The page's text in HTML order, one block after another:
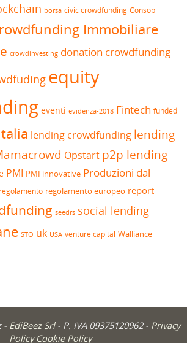
borsa civic crowdfunding Consob
Immobiliare
crowdinvesting donation crowdfunding
equity
eventi evidenza-2018 Fintech funded
lending crowdfunding lending
Opstart p2p lending
PMI PMI innovative Produzioni dal
regolamento regolamento europeo report
seedrs social lending
STO uk USA venture capital Walliance
- EdiBeez Srl - P. IVA 09375120962 - Privacy
Policy Cookie Policy